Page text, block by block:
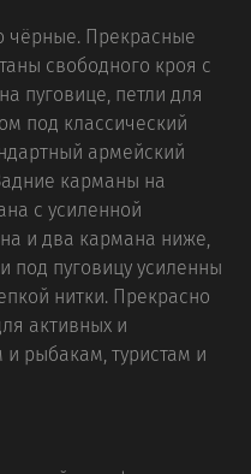
чёрные. Прекрасные
свободного кроя с
пуговице, петли для
под классический
армейский
карманы на
с усиленной
и два кармана ниже,
под пуговицу усиленны
нитки. Прекрасно
активных и
и рыбакам, туристам и